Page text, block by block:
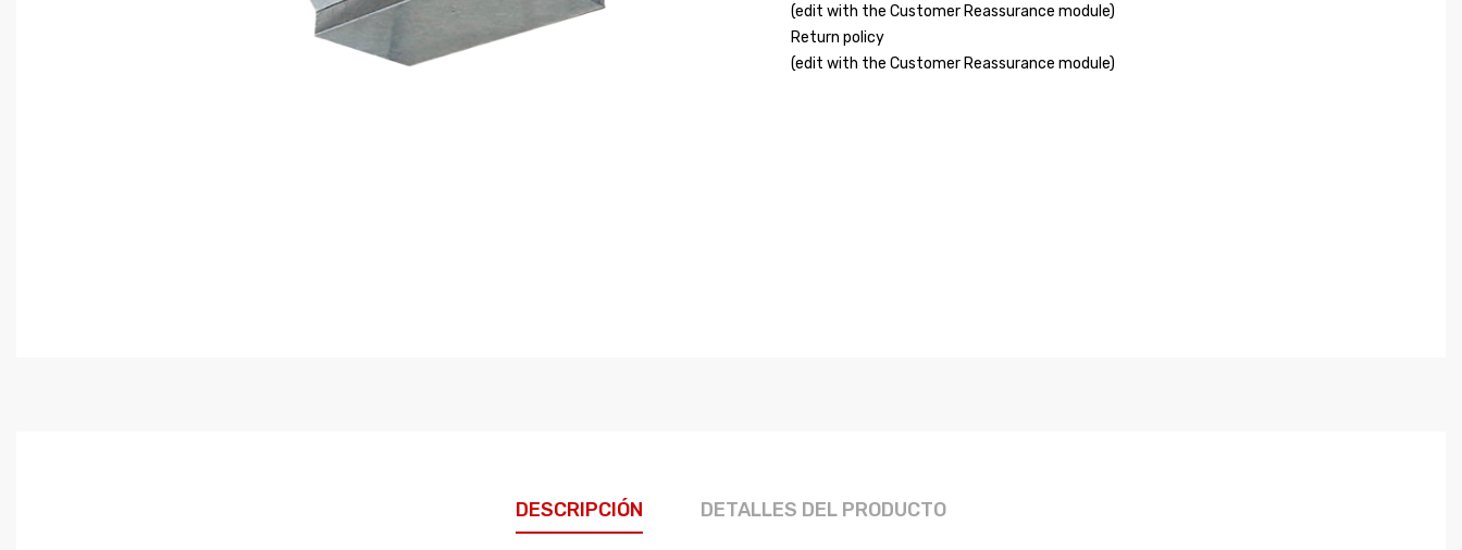
(edit with the Customer Reassurance module)
Return policy
(edit with the Customer Reassurance module)
DESCRIPCIÓN DETALLES DEL PRODUCTO